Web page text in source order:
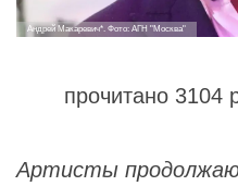
Андрей Макаревич*. Фото: АГН "Москва"
прочитано 3104
Артисты